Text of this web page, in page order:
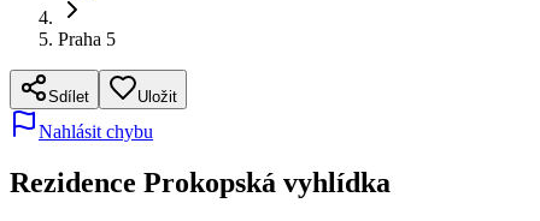
Praha 5
Sdílet Uložit
Nahlásit chybu
Rezidence Prokopská vyhlídka